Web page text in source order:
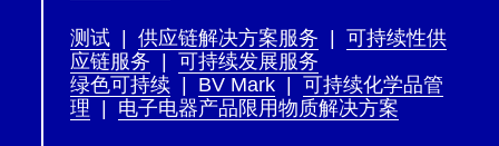
测试 |供应链解决方案服务 |可持续性供
应链服务 |可持续发展服务
绿色可持续
BV Mark |可持续化学品管
理
电子电器产品限用物质解决方案